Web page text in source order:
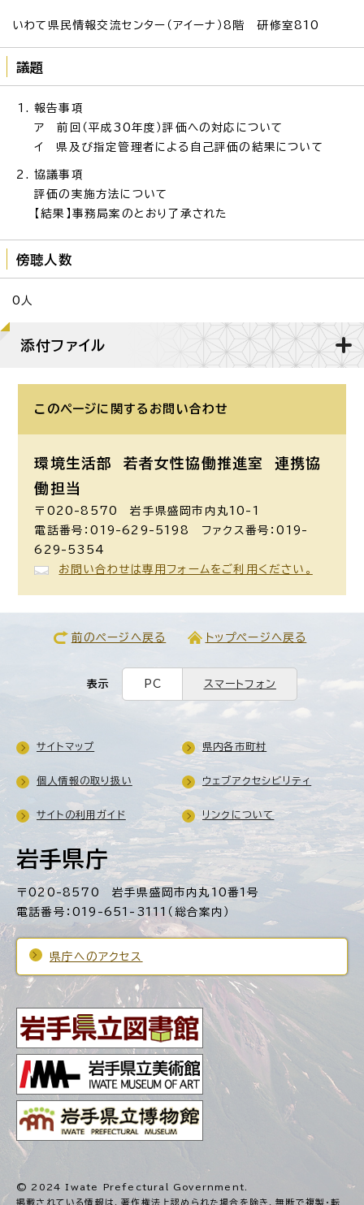
いわて県民情報交流センター（アイーナ）8階 研修室810
議題
報告事項
ア 前回（平成30年度）評価への対応について
イ 県及び指定管理者による自己評価の結果について
協議事項
評価の実施方法について
【結果】事務局案のとおり了承された
傍聴人数
0人
添付ファイル
このページに関する お問い合わせ
環境生活部 若者女性協働推進室
連携協
働担当
〒020-8570 岩手県盛岡市内丸10-1
電話番号：019-629-5198 ファクス番号：019-
629-5354
お問い合わせは専用フォームをご利用ください。
前のページへ戻る トップページへ戻る
表示 PC スマートフォン
岩手県庁
〒020-8570 岩手県盛岡市内丸10番1号
電話番号：019-651-3111（総合案内）
県庁へのアクセス
サイトマップ 県内各市町村
個人情報の取り扱い ウェブアクセシビリティ
サイトの利用ガイド リンクについて
© 2024 Iwate Prefectural Government.
掲載されている情報は、著作権法上認められた場合を除き、無断で複製・転